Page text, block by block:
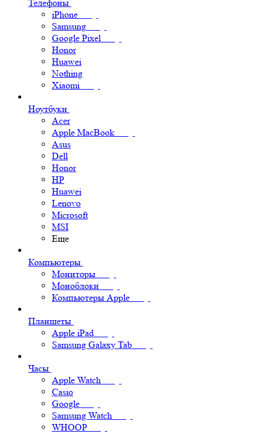
Телефоны
iPhone
Samsung
Google Pixel
Honor
Huawei
Nothing
Xiaomi
Ноутбуки
Acer
Apple MacBook
Asus
Dell
Honor
HP
Huawei
Lenovo
Microsoft
MSI
Еще
Компьютеры
Мониторы
Моноблоки
Компьютеры Apple
Планшеты
Apple iPad
Samsung Galaxy Tab
Часы
Apple Watch
Casio
Google
Samsung Watch
WHOOP